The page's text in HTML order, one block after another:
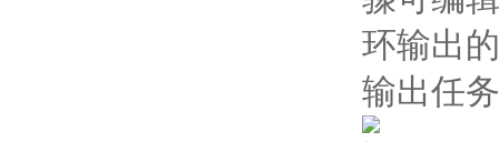
环输出
输出任